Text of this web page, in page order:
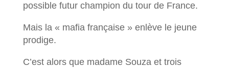
possible futur champion du tour de France.
Mais la « mafia française » enlève le jeune
prodige.
C’est alors que madame Souza et trois